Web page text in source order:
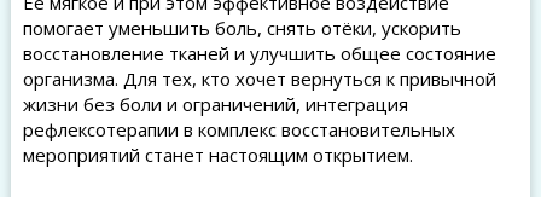
помогает уменьшить боль, снять отёки, ускорить
восстановление тканей и улучшить общее состояние
организма. Для тех, кто хочет вернуться к привычной
жизни без боли и ограничений, интеграция
рефлексотерапии в комплекс восстановительных
мероприятий станет настоящим открытием.